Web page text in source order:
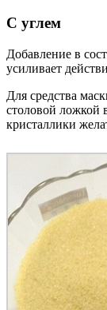
С углем
Добавление в
усиливает
Для средства
столовой ложкой
кристаллики